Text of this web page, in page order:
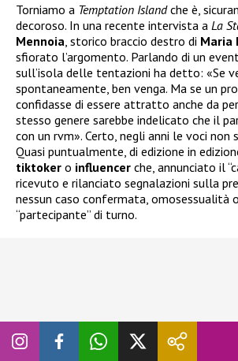
Torniamo a Temptation Islandche è,
decoroso. In una recente intervista a La
Mennoia , storico braccio destro di Maria
sfiorato l’argomento. Parlando di un
sull’isola delle tentazioni ha detto: «Se
spontaneamente, ben venga. Ma se un
confidasse di essere attratto anche da
stesso genere sarebbe indelicato che il
con un rvm». Certo, negli anni le voci non
Quasi puntualmente, di edizione in
tiktoker o influencer che, annunciato il
ricevuto e rilanciato segnalazioni sulla
nessun caso confermata, omosessualità
“partecipante” di turno.